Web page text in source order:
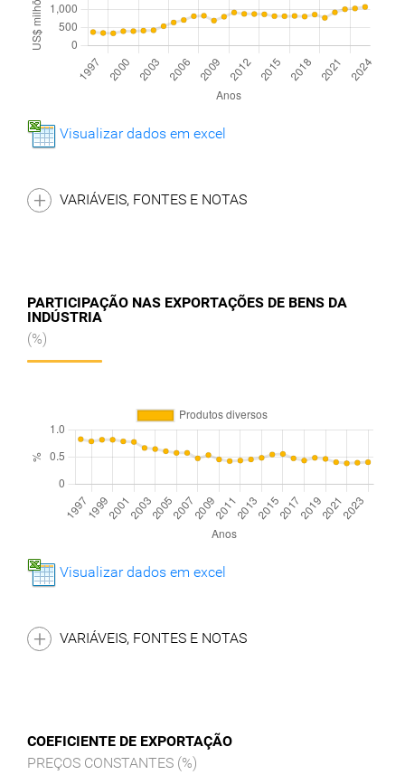
Visualizar dados em excel
VARIÁVEIS, FONTES E NOTAS
PARTICIPAÇÃO NAS EXPORTAÇÕES DE BENS DA
INDÚSTRIA
(%)
Visualizar dados em excel
VARIÁVEIS, FONTES E NOTAS
COEFICIENTE DE EXPORTAÇÃO
PREÇOS CONSTANTES (%)